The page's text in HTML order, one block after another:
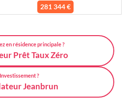
281 344 €
en résidence principale ?
Prêt Taux Zéro
Investissement ?
Jeanbrun